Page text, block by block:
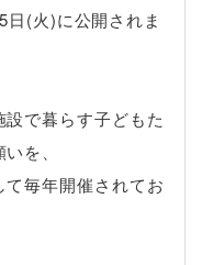
日(火)に公開されま
で暮らす子どもた
を、
毎年開催されてお